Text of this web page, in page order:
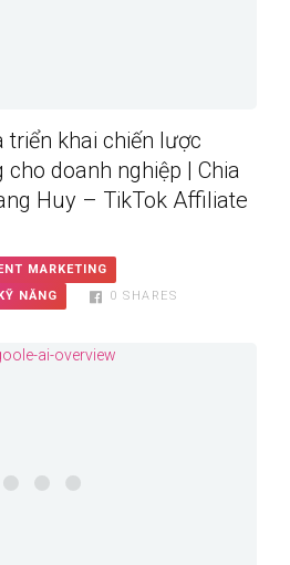
triển khai chiến lược
doanh nghiệp | Chia
Huy – TikTok Affiliate
MARKETING
KỸ NĂNG 0 SHARES